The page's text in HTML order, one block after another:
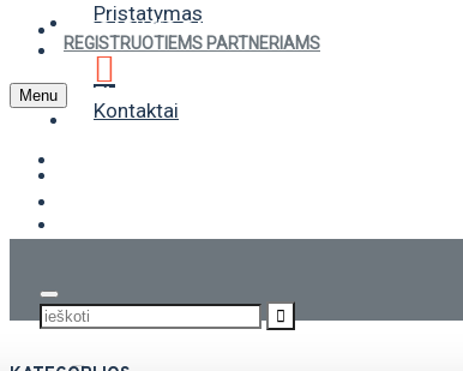
Pristatymas
Kontaktai
VASARINĖS PADANGOS
ŽIEMINĖS PADANGOS
REGISTRUOTIEMS PARTNERIAMS
Menu